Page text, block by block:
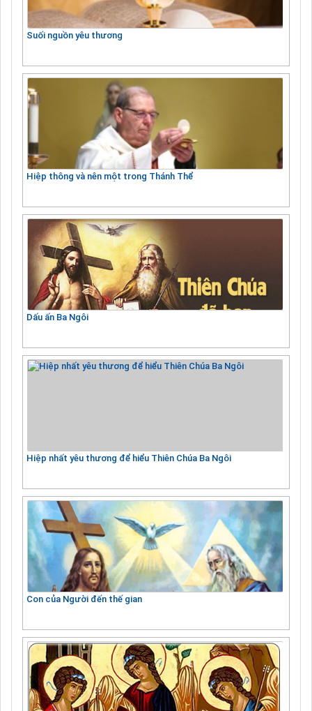
Suối nguồn yêu thương
Hiệp thông và nên một trong Thánh Thể
Dấu ấn Ba Ngôi
Hiệp nhất yêu thương để hiểu Thiên Chúa Ba Ngôi
Con của Người đến thế gian